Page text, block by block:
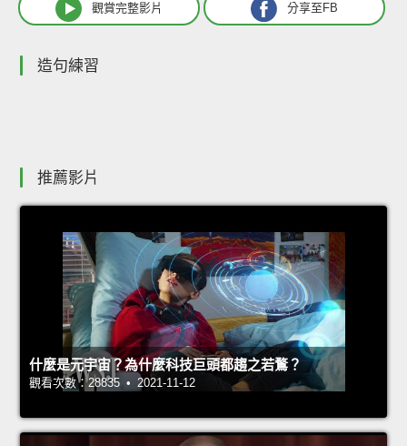
觀賞完整影片 分享至FB
造句練習
推薦影片
什麼是元宇宙？為什麼科技巨頭都趨之若鶩？
觀看次數：28835 • 2021-11-12